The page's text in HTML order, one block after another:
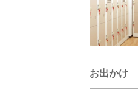
お出かけ